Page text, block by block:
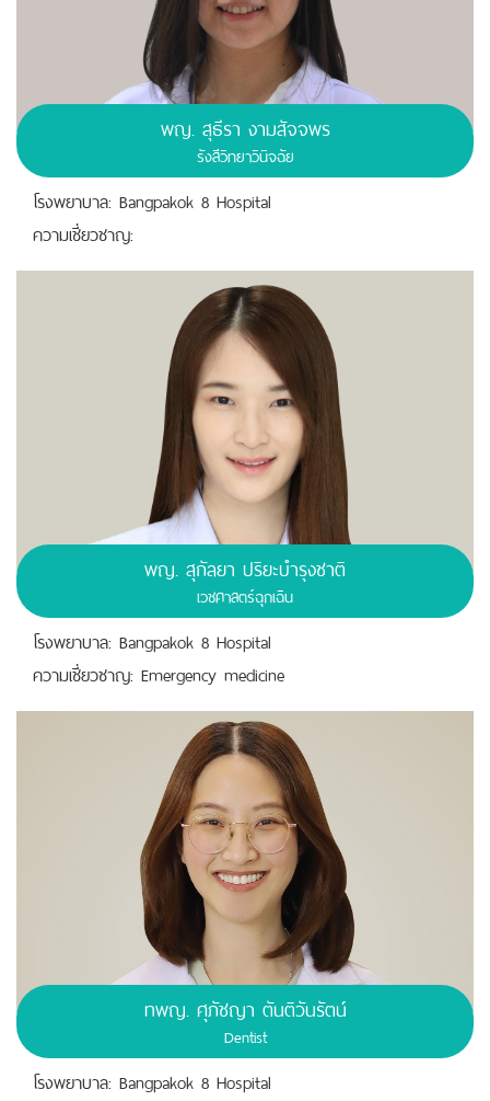
พญ. สุธีรา งามสัจจพร
รังสีวิทยาวินิจฉัย
โรงพยาบาล: Bangpakok 8 Hospital
ความเชี่ยวชาญ:
พญ. สุกัลยา ปริยะบำรุงชาติ
เวชศาสตร์ฉุกเฉิน
โรงพยาบาล: Bangpakok 8 Hospital
ความเชี่ยวชาญ: Emergency medicine
ทพญ. ศุภัชญา ตันติวันรัตน์
Dentist
โรงพยาบาล: Bangpakok 8 Hospital